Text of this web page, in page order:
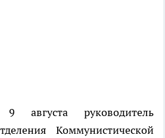
августа руководитель
Коммунистической